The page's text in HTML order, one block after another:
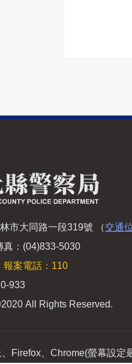
市大同路一段319號 （交通
：(04)833-5030
報案電話：110
933
All Rights Reserved.
Firefox、Chrome(螢幕設定